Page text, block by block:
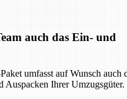
auch das Ein- und
umfasst auf Wunsch auch
Auspacken Ihrer Umzugsgüter.